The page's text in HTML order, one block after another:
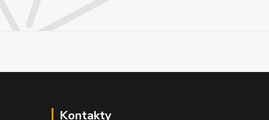
Kontakty